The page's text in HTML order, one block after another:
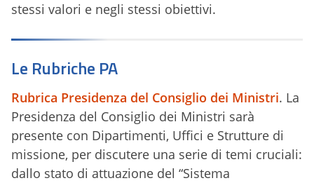
stessi valori e negli stessi obiettivi.
Le Rubriche PA
Rubrica Presidenza del Consiglio dei Ministri. La
Presidenza del Consiglio dei Ministri sarà
presente con Dipartimenti, Uffici e Strutture di
missione, per discutere una serie di temi cruciali:
dallo stato di attuazione del “Sistema